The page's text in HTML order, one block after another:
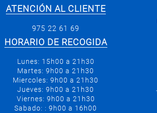
ATENCIÓN AL CLIENTE
975 22 61 69
HORARIO DE RECOGIDA
Lunes: 15h00 a 21h30
Martes: 9h00 a 21h30
Miercoles: 9h00 a 21h30
Jueves: 9h00 a 21h30
Viernes: 9h00 a 21h30
Sabado: : 9h00 a 16h00